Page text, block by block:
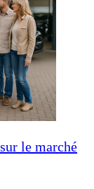
le marché